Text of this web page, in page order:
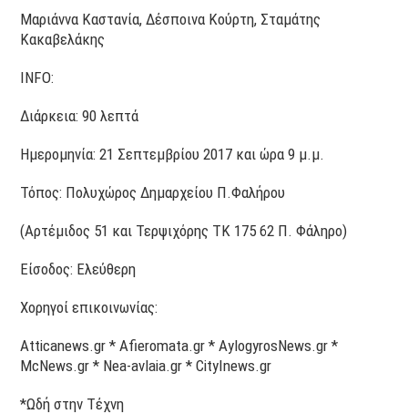
Μαριάννα Καστανία, Δέσποινα Κούρτη, Σταμάτης
Κακαβελάκης
INFO:
Διάρκεια: 90 λεπτά
Ημερομηνία: 21 Σεπτεμβρίου 2017 και ώρα 9 μ.μ.
Τόπος: Πολυχώρος Δημαρχείου Π.Φαλήρου
(Αρτέμιδος 51 και Τερψιχόρης ΤΚ 175 62 Π. Φάληρο)
Είσοδος: Ελεύθερη
Χορηγοί επικοινωνίας:
Atticanews.gr * Afieromata.gr * AylogyrosNews.gr *
McNews.gr * Nea-avlaia.gr * CityInews.gr
*Ωδή στην Τέχνη